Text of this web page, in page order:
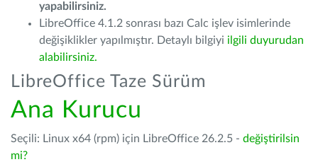
yapabilirsiniz.
LibreOffice 4.1.2 sonrası bazı Calc işlev isimlerinde
değişiklikler yapılmıştır. Detaylı bilgiyi ilgili duyurudan
alabilirsiniz.
LibreOffice Taze Sürüm
Ana Kurucu
Seçili: Linux x64 (rpm) için LibreOffice 26.2.5 - değiştirilsin
mi?